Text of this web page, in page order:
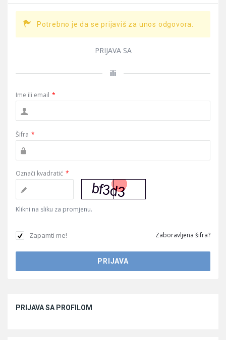
Potrebno je da se prijaviš za unos odgovora.
PRIJAVA SA
ili
Ime ili email *
Šifra *
Označi kvadratić *
Klikni na sliku za promjenu.
Zapamti me! Zaboravljena šifra?
PRIJAVA SA PROFILOM